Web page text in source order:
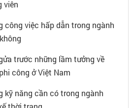
viên
công việc hấp dẫn trong ngành
trước những lầm tưởng về
công ở Việt Nam
kỹ năng cần có trong ngành